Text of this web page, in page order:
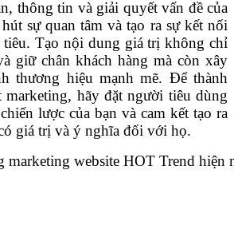
thông tin và giải quyết vấn đề của
sự quan tâm và tạo ra sự kết nối
Tạo nội dung giá trị không chỉ
giữ chân khách hàng mà còn xây
thương hiệu mạnh mẽ. Để thành
marketing, hãy đặt người tiêu dùng
lược của bạn và cam kết tạo ra
giá trị và ý nghĩa đối với họ.